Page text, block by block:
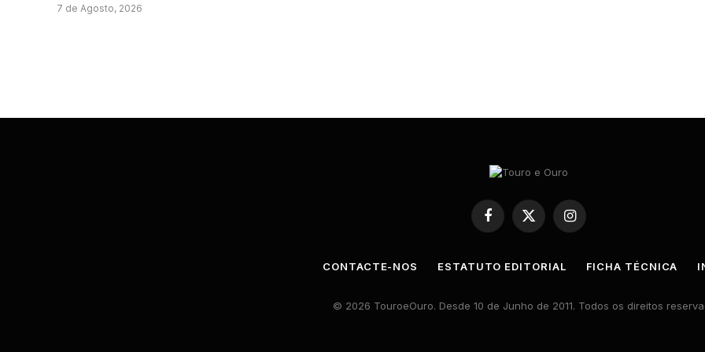
7 de Agosto, 2026
Facebook
X
Instagram
CONTACTE-NOS ESTATUTO EDITORIAL FICHA TÉCNICA
© 2026 TouroeOuro. Desde 10 de Junho de 2011. Todos os direitos